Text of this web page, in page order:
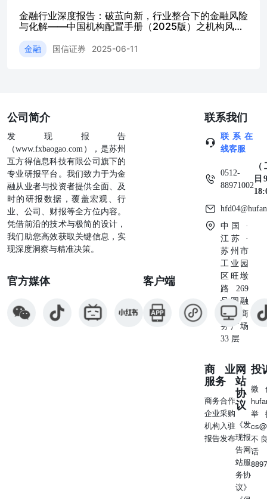
续增强社会保障力度以及居民消费信心的提升。 人身险险
种介绍——寿险 Ø人寿保险，是以被保险人的寿命为保险标
的，且以被保险人的生存或死亡为给付条件的人身保险。除
了身故，部分定期寿险也可保障全残。 Ø寿险因其保障功
上。 Ø寿险按照期限主要分为定期寿险和终身寿险，这些产
绍——储蓄型保险 Ø储蓄型保险是将保障与储蓄功能结合的
一种保险产品，除了提供基本保障外，还会定期返还一定的
现金价值或分红。储蓄型保险现阶段主要分为增额终身寿
险、年金险和万能险。 Ø与保障型保险相比，储蓄型保险特
有的储蓄功能能够帮助被保险人强制储蓄，使得现金价值增
值，提供中长期稳定现金流，达到养老补充、资产配置、财
富传承等目的。随着市场利率的下降，预计未来储蓄型保险
的预定利率可能会进一步下调。 人身险险种介绍——健康
险 Ø健康保险是指保险公司通过疾病保险、医疗保险、失能
收入损失保险和护理保险等方式对因健康原因导致的损失给
付保险金的保险。 Ø健康险主要分为重疾险和医疗险。国家
金融监督管理总局数据显示，2025年全年，保险行业共取得
健康险保费收入9973亿元，同比增长2.05%。截至2025年11
月，医疗险作为主力险种保费收入约4550亿元，占比46%，
疾病险占比约45%，护理险及失能险占比约9%。其中长护
险近年增速普遍超过50%，虽然基数较小，但在老龄化和全
国统一推进背景下，有望成为第二增长主线。从长远看，医
绍——意外险 Ø人身意外保险，又称为意外伤害保险，是指
投保人向保险公司缴纳一定金额的保费，当被保险人在保险
期限内遭受意外伤害，并以此为直接原因造成死亡或残废
时，保险公司按照保险合同的约定向被保险人或受益人支付
一定数量保险金的一种保险。它具有短期性，灵活性、保费
低的特点。 Ø意外险按照保障时间可分为一年期意外险和长
期意外险等；按特定用途可分为综合意外险、旅游意外险、
运动意外险等；按产品形态可分为消费性意外险和返还型意
外险等。图：意外险分类及相关产品介绍 成人意外险Ø小蜜
蜂5号（太平洋保险）：18至60岁，1-3类职业可投，健康告
知简单，意外身故/伤残保额最高可达150万等。Ø大护甲6号
金融行业深度报告：破茧向新，行业整合下的金融风险
与化解——中国机构配置手册（2025版）之机构风险
金融 国信证券 2025-06-11
公司简介
发现报告
（www.fxbaogao.com），是苏州
互方得信息科技有限公司旗下的
专业研报平台。我们致力于为金
融从业者与投资者提供全面、及
时的研报数据，覆盖宏观、行
业、公司、财报等全方位内容。
凭借前沿的技术与极简的设计，
我们助您高效获取关键信息，实
现深度洞察与精准决策。
官方媒体 客户端
联系我们
联系在
线客服
0512-
88971002
日
中国 ·
江苏 ·
苏州市
工业园
区旺墩
路269
号圆融
星座商
务广场
33 层
商业
服务
商务合作
企业采购
机构入驻
报告发布
网
站
协
议
《发
现报
告网
站服
务协
议》
投
微
举
不